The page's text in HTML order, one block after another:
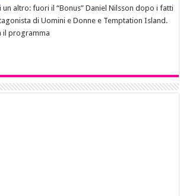
altro: fuori il “Bonus” Daniel Nilsson dopo i fatti
di Uomini e Donne e Temptation Island.
il programma